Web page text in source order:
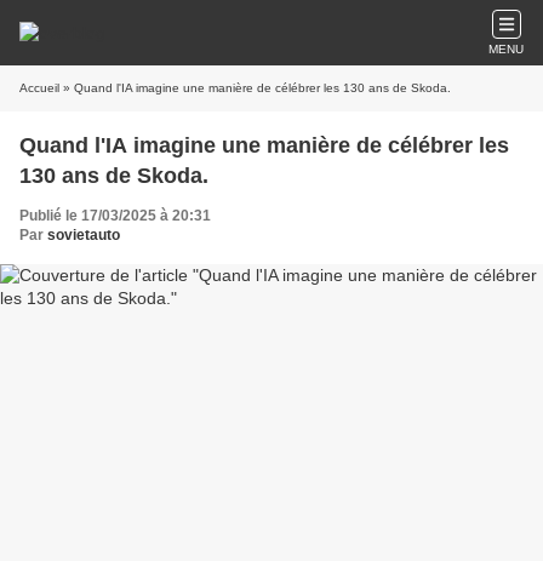
MENU
Accueil » Quand l'IA imagine une manière de célébrer les 130 ans de Skoda.
Quand l'IA imagine une manière de célébrer les
130 ans de Skoda.
Publié le 17/03/2025 à 20:31
Par sovietauto